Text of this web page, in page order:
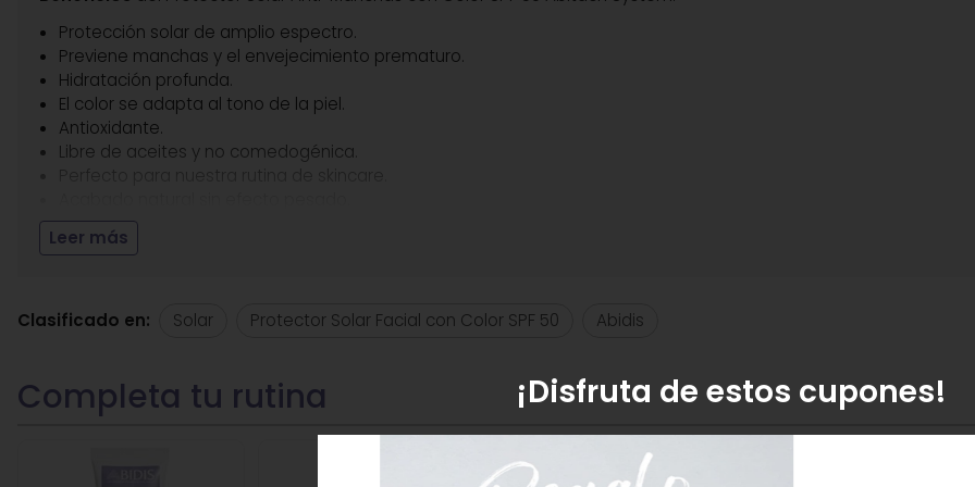
Protección solar de amplio espectro.
Previene manchas y el envejecimiento prematuro.
Hidratación profunda.
El color se adapta al tono de la piel.
Antioxidante.
Libre de aceites y no comedogénica.
Indicado para todo tipo de pieles, incluso las sensibles y las grasas.
Ácido Hialurónico: Hidratación profunda. Contribuye a un acabado más jugoso y uniforme cuando el protector
Niacinamida: Activo despigmentante, ayuda a prevenir manchas. Minimiza rojeces y el tamaño de los poros.
Aplicar por la mañana, distribuyendo de manera uniforme en rostro, cuello y escote, evitando el
Leer más
Clasificado en: Solar Protector Solar Facial con Color SPF 50 Abidis
¡Disfruta de estos cupones!